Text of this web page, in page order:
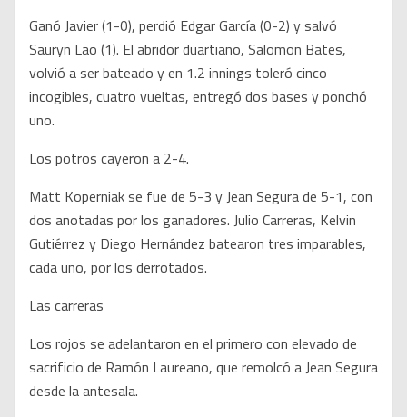
Ganó Javier (1-0), perdió Edgar García (0-2) y salvó
Sauryn Lao (1). El abridor duartiano, Salomon Bates,
volvió a ser bateado y en 1.2 innings toleró cinco
incogibles, cuatro vueltas, entregó dos bases y ponchó
uno.
Los potros cayeron a 2-4.
Matt Koperniak se fue de 5-3 y Jean Segura de 5-1, con
dos anotadas por los ganadores. Julio Carreras, Kelvin
Gutiérrez y Diego Hernández batearon tres imparables,
cada uno, por los derrotados.
Las carreras
Los rojos se adelantaron en el primero con elevado de
sacrificio de Ramón Laureano, que remolcó a Jean Segura
desde la antesala.